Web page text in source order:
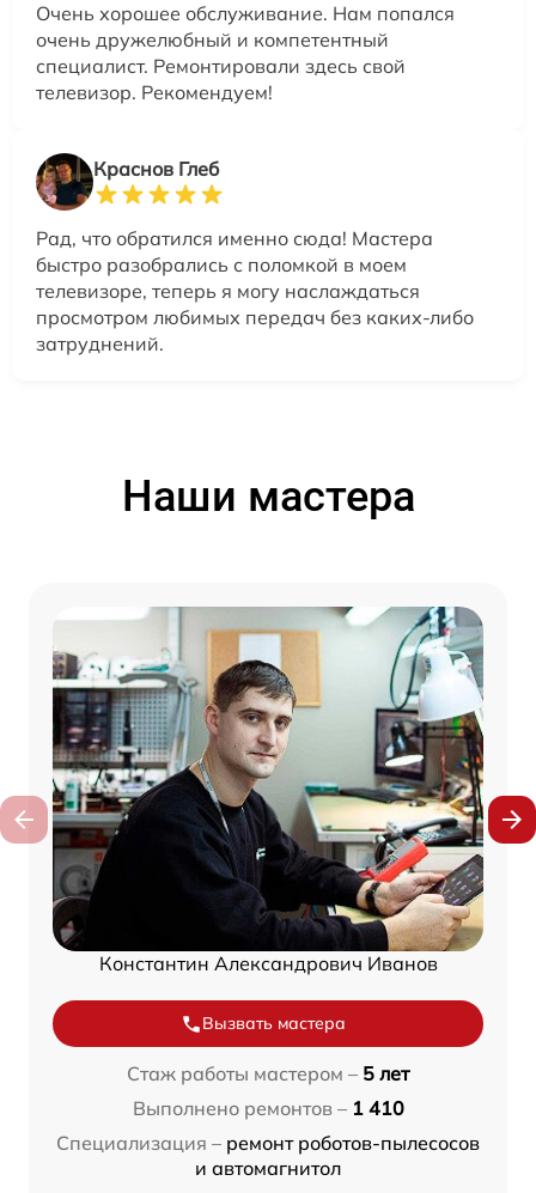
Очень хорошее обслуживание. Нам попался
очень дружелюбный и компетентный
специалист. Ремонтировали здесь свой
телевизор. Рекомендуем!
Краснов Глеб
Рад, что обратился именно сюда! Мастера
быстро разобрались с поломкой в моем
телевизоре, теперь я могу наслаждаться
просмотром любимых передач без каких-либо
затруднений.
Наши мастера
Константин Александрович Иванов
Вызвать мастера
Стаж работы мастером – 5 лет
Выполнено ремонтов – 1 410
Специализация – ремонт роботов-пылесосов
и автомагнитол